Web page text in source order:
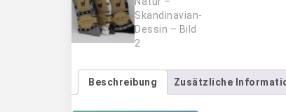
Beschreibung Zusätzliche